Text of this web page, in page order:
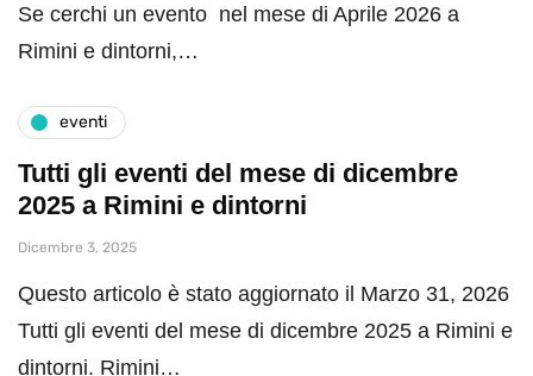
Se cerchi un evento nel mese di Aprile 2026 a
Rimini e dintorni,…
eventi
Tutti gli eventi del mese di dicembre
2025 a Rimini e dintorni
Dicembre 3, 2025
Questo articolo è stato aggiornato il Marzo 31, 2026
Tutti gli eventi del mese di dicembre 2025 a Rimini e
dintorni. Rimini…